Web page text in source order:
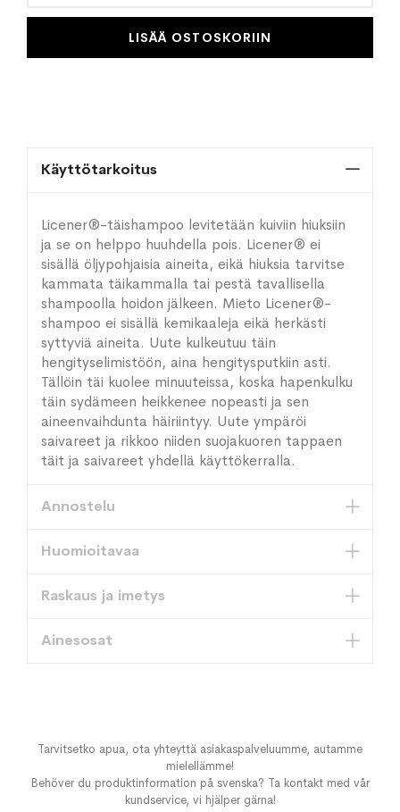
LISÄÄ OSTOSKORIIN
Käyttötarkoitus
Licener®-täishampoo levitetään kuiviin hiuksiin
ja se on helppo huuhdella pois. Licener® ei
sisällä öljypohjaisia aineita, eikä hiuksia tarvitse
kammata täikammalla tai pestä tavallisella
shampoolla hoidon jälkeen. Mieto Licener®-
shampoo ei sisällä kemikaaleja eikä herkästi
syttyviä aineita. Uute kulkeutuu täin
hengityselimistöön, aina hengitysputkiin asti.
Tällöin täi kuolee minuuteissa, koska hapenkulku
täin sydämeen heikkenee nopeasti ja sen
aineenvaihdunta häiriintyy. Uute ympäröi
saivareet ja rikkoo niiden suojakuoren tappaen
täit ja saivareet yhdellä käyttökerralla.
Annostelu
Huomioitavaa
Raskaus ja imetys
Ainesosat
Tarvitsetko apua, ota yhteyttä asiakaspalveluumme, autamme
mielellämme!
Behöver du produktinformation på svenska? Ta kontakt med vår
kundservice, vi hjälper gärna!